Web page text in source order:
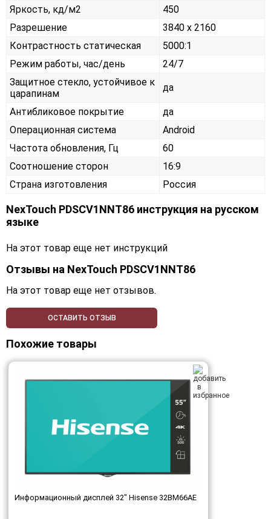
Яркость, кд/м2
450
Разрешение
3840 x 2160
Контрастность статическая
5000:1
Режим работы, час/день
24/7
Защитное стекло, устойчивое к
царапинам
да
Антибликовое покрытие
да
Операционная система
Android
Частота обновления, Гц
60
Соотношение сторон
16:9
Страна изготовления
Россия
NexTouch PDSCV1NNT86 инструкция на русском
языке
На этот товар еще нет инструкций
Отзывы на NexTouch PDSCV1NNT86
На этот товар еще нет отзывов.
ОСТАВИТЬ ОТЗЫВ
Похожие товары
Информационный дисплей 32" Hisense 32BM66AE